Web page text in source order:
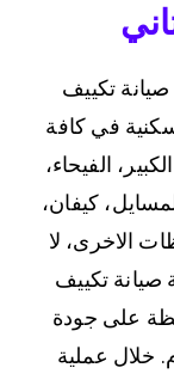
تكييف
في كافة
الفيحاء،
كيفان،
الاخرى، لا
تكييف
على جودة
خلال عملية